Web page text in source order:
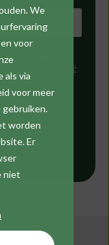
We
voor
als via
voor meer
gebruiken.
worden
Er
niet
le plus grand soin.
de confidentialité.